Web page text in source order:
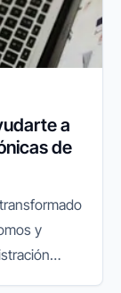
a
de
y